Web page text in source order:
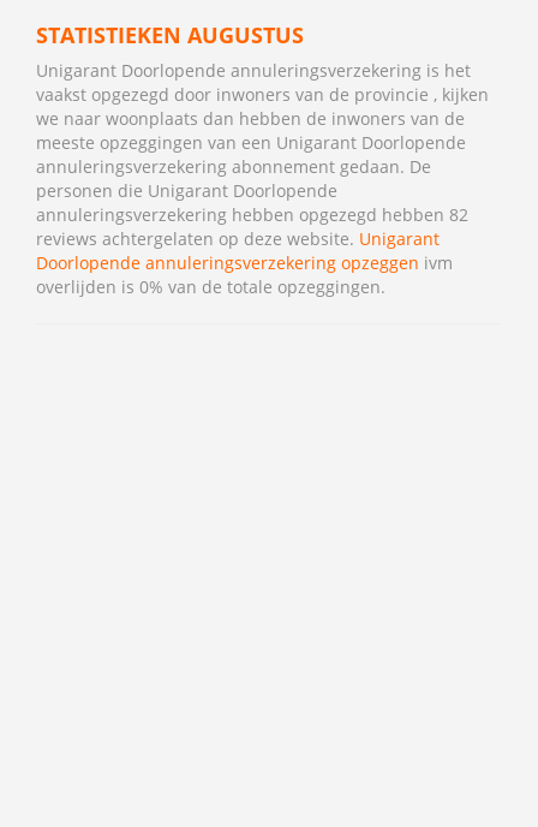
STATISTIEKEN AUGUSTUS
Unigarant Doorlopende annuleringsverzekering is het
vaakst opgezegd door inwoners van de provincie , kijken
we naar woonplaats dan hebben de inwoners van de
meeste opzeggingen van een Unigarant Doorlopende
annuleringsverzekering abonnement gedaan. De
personen die Unigarant Doorlopende
annuleringsverzekering hebben opgezegd hebben 82
reviews achtergelaten op deze website. Unigarant
Doorlopende annuleringsverzekering opzeggen ivm
overlijden is 0% van de totale opzeggingen.